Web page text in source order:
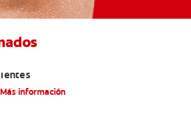
Más información